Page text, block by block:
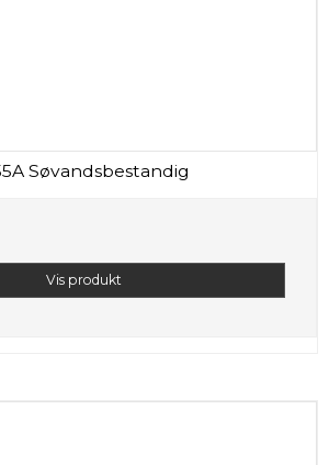
Søvandsbestandig
Vis produkt